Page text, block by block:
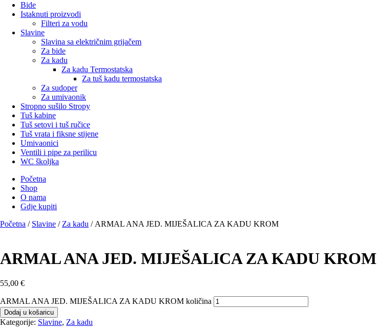
Bide
Istaknuti proizvodi
Filteri za vodu
Slavine
Slavina sa električnim grijačem
Za bide
Za kadu
Za kadu Termostatska
Za tuš kadu termostatska
Za sudoper
Za umivaonik
Stropno sušilo Stropy
Tuš kabine
Tuš setovi i tuš ručice
Tuš vrata i fiksne stijene
Umivaonici
Ventili i pipe za perilicu
WC školjka
Početna
Shop
O nama
Gdje kupiti
Početna / Slavine / Za kadu / ARMAL ANA JED. MIJEŠALICA ZA KADU KROM
ARMAL ANA JED. MIJEŠALICA ZA KADU KROM
55,00 €
ARMAL ANA JED. MIJEŠALICA ZA KADU KROM količina
Dodaj u košaricu
Kategorije: Slavine, Za kadu